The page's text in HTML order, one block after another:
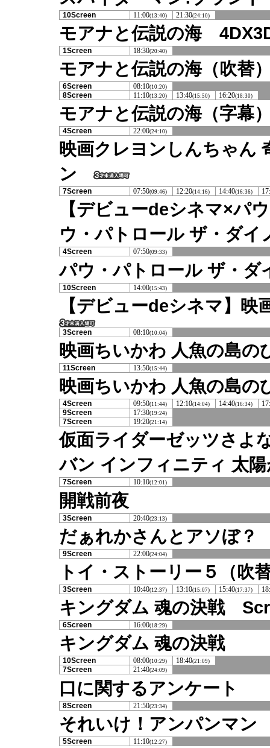
10Screen 11:00(13:40) 21:30(24:10)
モアナと伝説の海
1Screen 18:30(20:40)
モアナと伝説の海（吹替
6Screen 08:10(10:20)
8Screen 11:10(13:20) 13:40(15:50) 16:20(18:30)
モアナと伝説の海（字幕
4Screen 22:00(24:10)
映画クレヨンしんちゃん
ン
7Screen 07:50(09:46) 12:20(14:16) 14:40(16:36)
【デビューdeシネマ×パ
ウ・パトロール ザ・ダイ
4Screen 07:50(09:33)
パウ・パトロール ザ・ダ
10Screen 14:00(15:43)
【デビューdeシネマ】
3Screen 08:10(10:04)
映画ちいかわ 人魚の島
11Screen 13:50(15:44)
映画ちいかわ 人魚の島の
4Screen 09:50(11:44) 12:10(14:04) 14:40(16:34)
9Screen
17:30(19:24)
7Screen 19:20(21:14)
仮面ライダーゼッツさよ
バン インフィニティ 太
7Screen 10:10(12:01)
開戦前夜
3Screen 20:40(23:13)
だぁれかさんとアソぼ？
9Screen 22:00(24:04)
トイ・ストーリー５（吹
3Screen 10:40(12:37) 13:10(15:07) 15:40(17:37)
キングダム 魂の決戦
6Screen 16:00(18:29)
キングダム 魂の決戦
10Screen 08:00(10:29) 18:40(21:09)
7Screen 21:40(24:09)
口に関するアンケート
8Screen 21:50(23:34)
それいけ！アンパンマ
5Screen 11:10(12:27)